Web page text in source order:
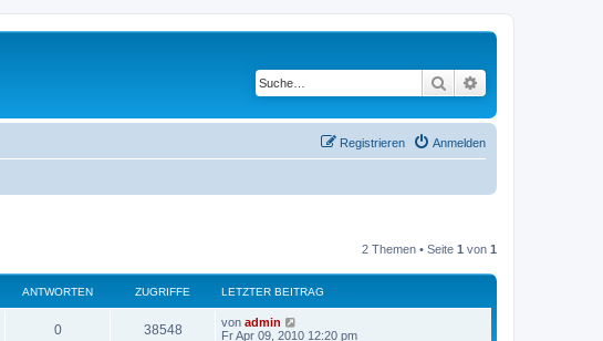
Suche
Anmelden
Registrieren
2 Themen • Seite 1 von 1
ANTWORTEN ZUGRIFFE LETZTER BEITRAG
0 38548 von admin
Fr Apr 09, 2010 12:20 pm